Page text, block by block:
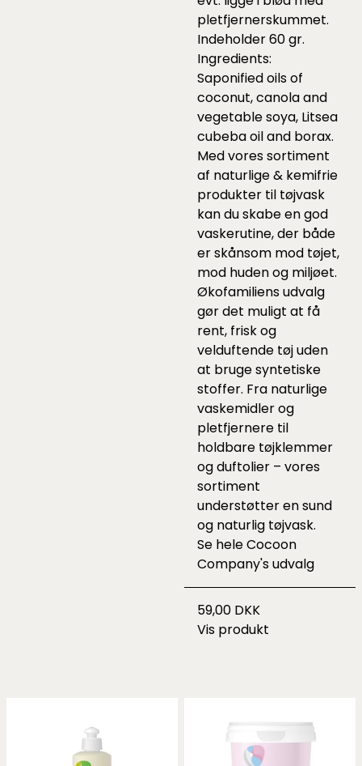
pletfjernerskummet.
Indeholder 60 gr.
Ingredients:
Saponified oils of
coconut, canola and
vegetable soya, Litsea
cubeba oil and borax.
Med vores sortiment
af naturlige & kemifrie
produkter til tøjvask
kan du skabe en god
vaskerutine, der både
er skånsom mod tøjet,
mod huden og miljøet.
Økofamiliens udvalg
gør det muligt at få
rent, frisk og
velduftende tøj uden
at bruge syntetiske
stoffer. Fra naturlige
vaskemidler og
pletfjernere til
holdbare tøjklemmer
og duftolier – vores
sortiment
understøtter en sund
og naturlig tøjvask.
Se heleCocoon
Company's udvalg
59,00 DKK
Vis produkt